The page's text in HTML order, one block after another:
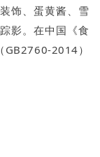
饰、蛋黄酱、雪
影。在中国《食
2014）